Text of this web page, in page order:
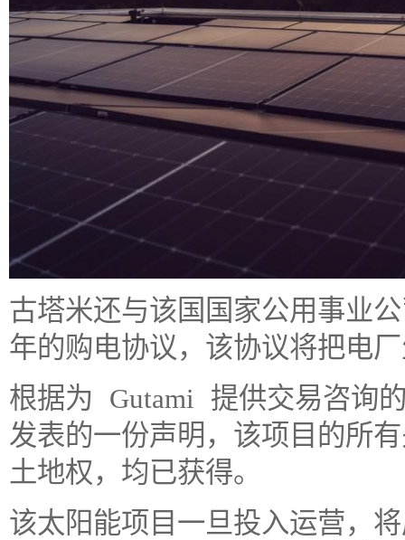
古塔米还与该国国家公用事业
年的购电协议，该协议将把电
根据为 Gutami 提供交易咨询
发表的一份声明，该项目的所
土地权，均已获得。
该太阳能项目一旦投入运营，